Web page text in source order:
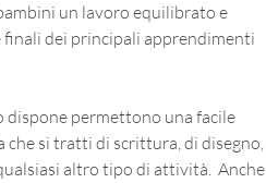
un lavoro equilibrato e
finali dei principali apprendimenti
permettono una facile
che si tratti di scrittura, di disegno,
altro tipo di attività. Anche